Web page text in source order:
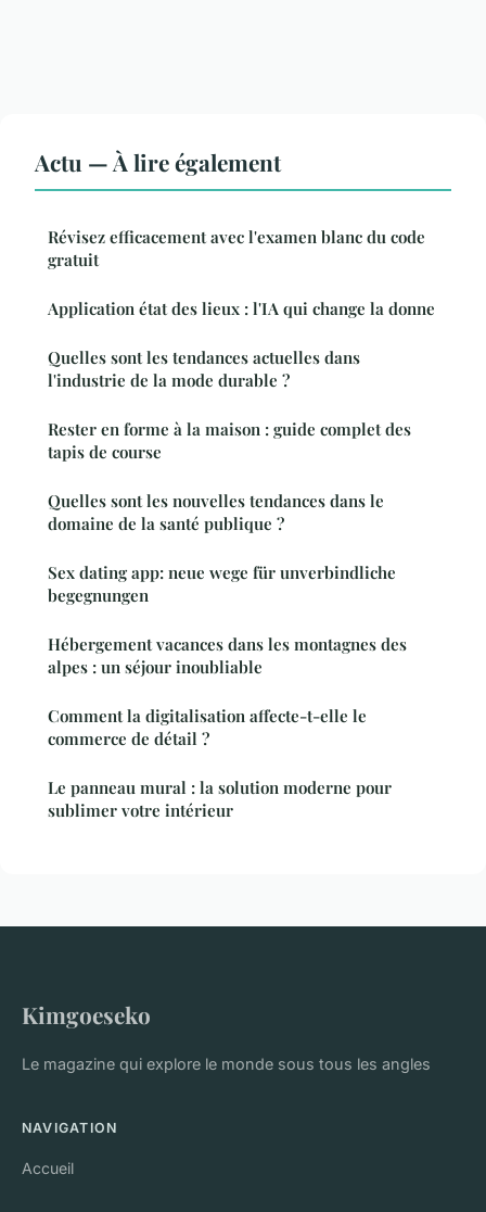
Actu — À lire également
Révisez efficacement avec l'examen blanc du code
gratuit
Application état des lieux : l'IA qui change la donne
Quelles sont les tendances actuelles dans
l'industrie de la mode durable ?
Rester en forme à la maison : guide complet des
tapis de course
Quelles sont les nouvelles tendances dans le
domaine de la santé publique ?
Sex dating app: neue wege für unverbindliche
begegnungen
Hébergement vacances dans les montagnes des
alpes : un séjour inoubliable
Comment la digitalisation affecte-t-elle le
commerce de détail ?
Le panneau mural : la solution moderne pour
sublimer votre intérieur
Kimgoeseko
Le magazine qui explore le monde sous tous les angles
NAVIGATION
Accueil